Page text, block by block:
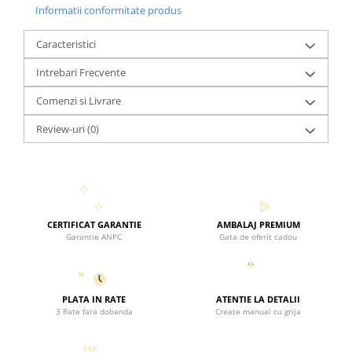
Bilute aur 14K
Sistem de prindere fix: cheita si za din aur
Lantisor extensie: 5 cm, din aur 14K
Pandantiv lebada: 15 x 12 mm
Fiecare colier este insotit de
autenticitate, confirmand calitatea materialelor pretioase
folosite.
Bijuteria este livrata intr-unambalaj premium, elegant si
pregatit pentru a fi oferit cadou
, astfel incat experienta
perfecta pentru a celebra feminitatea, rafinamentul si
legaturile speciale dintre suflete.
Informatii conformitate produs
Caracteristici
Intrebari Frecvente
Comenzi si Livrare
Review-uri(0)
CERTIFICAT GARANTIE
Garantie ANPC
AMBALAJ PREMIUM
Gata de oferit cadou
PLATA IN RATE
3 Rate fara dobanda
ATENTIE LA DETALII
Create manual cu grija